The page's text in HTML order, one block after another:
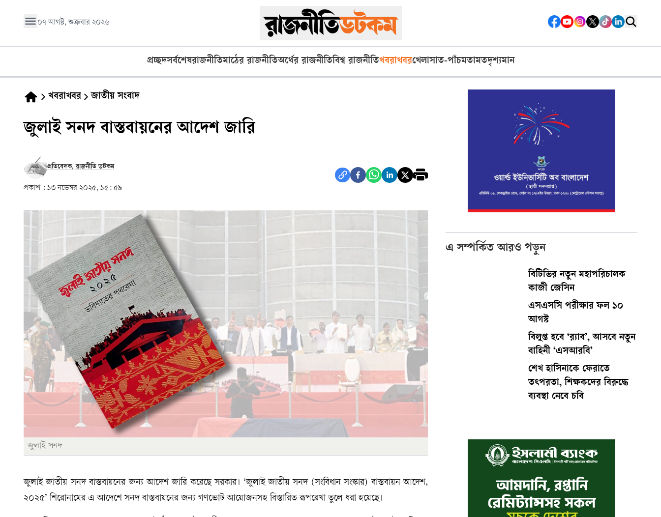
০৭ আগস্ট, শুক্রবার ২০২৬
প্রচ্ছদসর্বশেষরাজনীতিমাঠের রাজনীতিঅর্থের রাজনীতিবিশ্ব রাজনীতিখবরাখবরখেলাসাত-পাঁচমতামতদৃশ্যমান
খবরাখবর জাতীয় সংবাদ
জুলাই সনদ বাস্তবায়নের আদেশ জারি
প্রতিবেদক, রাজনীতি ডটকম
প্রকাশ : ১৩ নভেম্বর ২০২৫, ১৫: ৫৯
জুলাই সনদ
জুলাই জাতীয় সনদ বাস্তবায়নের জন্য আদেশ জারি করেছে সরকার। ‘জুলাই জাতীয় সনদ (সংবিধান সংস্কার) বাস্তবায়ন আদেশ,
২০২৫’ শিরোনামের এ আদেশে সনদ বাস্তবায়নের জন্য গণভোট আয়োজনসহ বিস্তারিত রূপরেখা তুলে ধরা হয়েছে।
এ সম্পর্কিত আরও পড়ুন
বিটিভির নতুন মহাপরিচালক
কাজী জেসিন
এসএসসি পরীক্ষার ফল ১০
আগস্ট
বিলুপ্ত হবে ‘র‍্যাব’, আসবে নতুন
বাহিনী ‘এসআরবি’
শেখ হাসিনাকে ফেরাতে
তৎপরতা, শিক্ষকদের বিরুদ্ধে
ব্যবস্থা নেবে চবি